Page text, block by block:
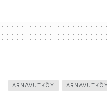
ARNAVUTKÖY